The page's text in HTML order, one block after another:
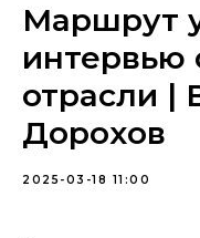
Маршрут
интервью
отрасли |
Дорохов
2025-03-18 11:00